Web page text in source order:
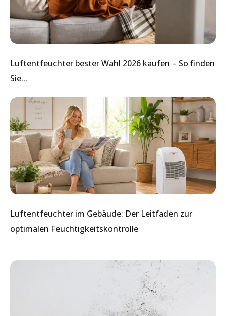
Luftentfeuchter bester Wahl 2026 kaufen – So finden
Sie...
Luftentfeuchter im Gebäude: Der Leitfaden zur
optimalen Feuchtigkeitskontrolle